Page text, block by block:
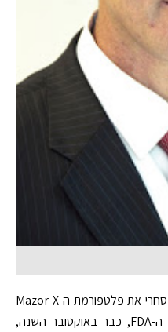
חברת מזור מתכננת להשיק באופן מסחרי את פלטפורמת ה-Mazor X
החדשה, המאושרת לשימוש על ידי ה-FDA, כבר באוקטובר השנה,